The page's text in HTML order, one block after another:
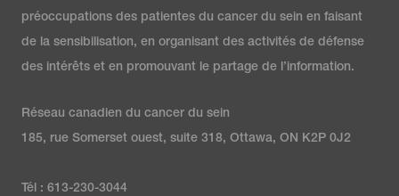
préoccupations des patientes du cancer du sein en faisant
de la sensibilisation, en organisant des activités de défense
des intérêts et en promouvant le partage de l’information.
Réseau canadien du cancer du sein
185, rue Somerset ouest, suite 318, Ottawa, ON K2P 0J2
Tél : 613-230-3044